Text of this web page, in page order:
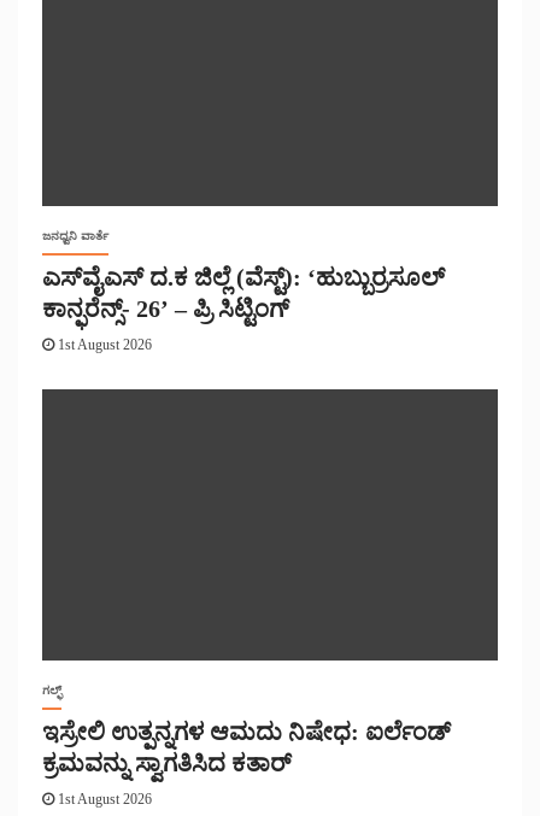
ಜನಧ್ವನಿ ವಾರ್ತೆ
ಎಸ್‌ವೈಎಸ್ ದ.ಕ ಜಿಲ್ಲೆ (ವೆಸ್ಟ್): ‘ಹುಬ್ಬುರ್ರಸೂಲ್
ಕಾನ್ಫರೆನ್ಸ್- 26’ – ಪ್ರಿ ಸಿಟ್ಟಿಂಗ್
1st August 2026
ಗಲ್ಫ್
ಇಸ್ರೇಲಿ ಉತ್ಪನ್ನಗಳ ಆಮದು ನಿಷೇಧ: ಐರ್ಲೆಂಡ್
ಕ್ರಮವನ್ನು ಸ್ವಾಗತಿಸಿದ ಕತಾರ್
1st August 2026